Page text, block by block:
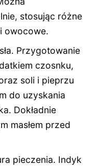
stosując różne
owocowe.
Przygotowanie
czosnku,
soli i pieprzu
do uzyskania
Dokładnie
masłem przed
pieczenia. Indyk